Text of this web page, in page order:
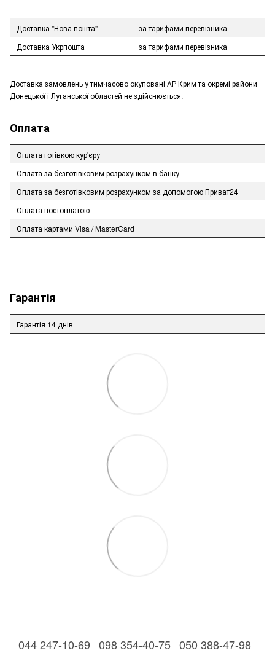
Доставка "Нова пошта"
за тарифами перевізника
Доставка Укрпошта
за тарифами перевізника
Доставка замовлень у тимчасово окуповані АР Крим та окремі райони
Донецької і Луганської областей не здійснюється.
Оплата
Оплата готівкою кур'єру
Оплата за безготівковим розрахунком в банку
Оплата за безготівковим розрахунком за допомогою Приват24
Оплата постоплатою
Оплата картами Visa / MasterCard
Гарантія
Гарантія 14 днів
044 247-10-69 098 354-40-75 050 388-47-98